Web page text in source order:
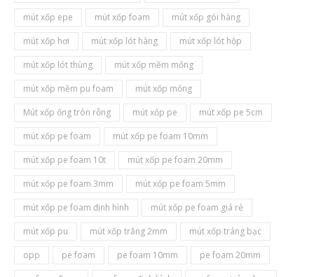
mút xốp epe
mút xốp foam
mút xốp gói hàng
mút xốp hơi
mút xốp lót hàng
mút xốp lót hộp
mút xốp lót thùng
mút xốp mềm mỏng
mút xốp mềm pu foam
mút xốp mỏng
Mút xốp ống tròn rỗng
mút xốp pe
mút xốp pe 5cm
mút xốp pe foam
mút xốp pe foam 10mm
mút xốp pe foam 10t
mút xốp pe foam 20mm
mút xốp pe foam 3mm
mút xốp pe foam 5mm
mút xốp pe foam định hình
mút xốp pe foam giá rẻ
mút xốp pu
mút xốp trắng 2mm
mút xốp tráng bạc
opp
pe foam pe foam 10mm
pe foam 20mm